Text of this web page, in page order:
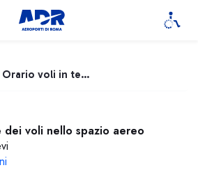
Orario voli in tempo reale
dei voli nello spazio aereo